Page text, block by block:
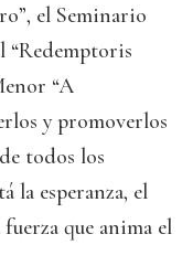
el Seminario
“A
y promoverlos
todos los
la esperanza, el
que anima el